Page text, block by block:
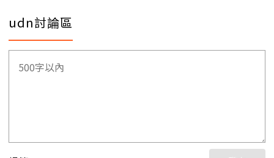
udn討論區